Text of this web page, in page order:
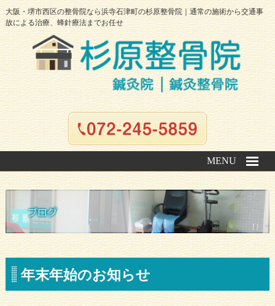
大阪・堺市西区の整骨院なら浜寺石津町の杉原整骨院｜通常の施術から交通事
故による治療、蜂針療法までお任せ
MENU
年末年始のお知らせ